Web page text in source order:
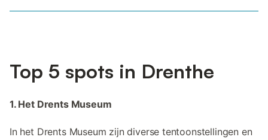
Top 5 spots in Drenthe
1. Het Drents Museum
In het Drents Museum zijn diverse tentoonstellingen en